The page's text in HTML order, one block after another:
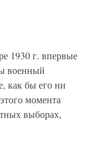
1930 г. впервые
военный
как бы его ни
момента
выборах,